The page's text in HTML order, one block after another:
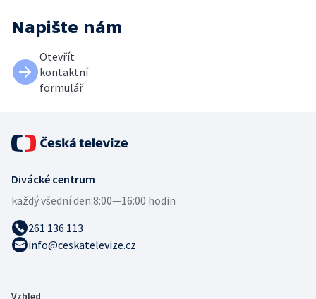
Napište nám
Otevřít
kontaktní
formulář
Divácké centrum
každý všední den:8:00—16:00 hodin
261 136 113
info@ceskatelevize.cz
Vzhled